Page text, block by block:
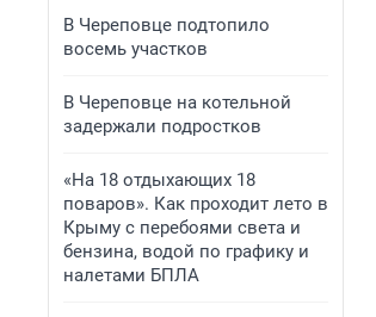
В Череповце подтопило
восемь участков
В Череповце на котельной
задержали подростков
«На 18 отдыхающих 18
поваров». Как проходит лето в
Крыму с перебоями света и
бензина, водой по графику и
налетами БПЛА